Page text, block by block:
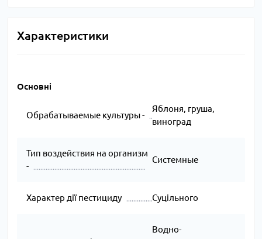
Характеристики
Основні
Обрабатываемые культуры -
Яблоня, груша,
виноград
Тип воздействия на организм
-
Системные
Характер дії пестициду Суцільного
Водно-